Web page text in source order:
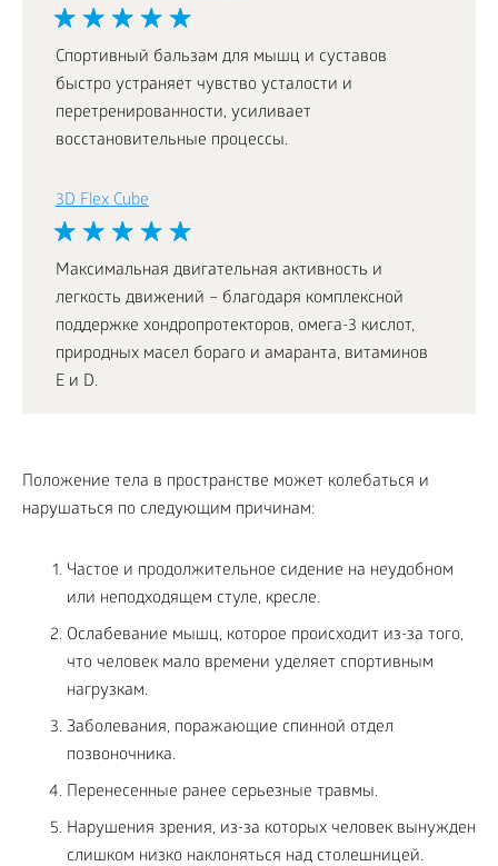
Спортивный бальзам для мышц и суставов
быстро устраняет чувство усталости и
перетренированности, усиливает
восстановительные процессы.
3D Flex Cube
Максимальная двигательная активность и
легкость движений – благодаря комплексной
поддержке хондропротекторов, омега-3 кислот,
природных масел бораго и амаранта, витаминов
Е и D.
Положение тела в пространстве может колебаться и
нарушаться по следующим причинам:
Частое и продолжительное сидение на неудобном
или неподходящем стуле, кресле.
Ослабевание мышц, которое происходит из-за того,
что человек мало времени уделяет спортивным
нагрузкам.
Заболевания, поражающие спинной отдел
позвоночника.
Перенесенные ранее серьезные травмы.
Нарушения зрения, из-за которых человек вынужден
слишком низко наклоняться над столешницей.